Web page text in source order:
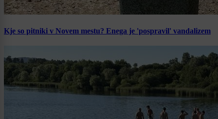
Kje so pitniki v Novem mestu? Enega je 'pospravil' vandalizem